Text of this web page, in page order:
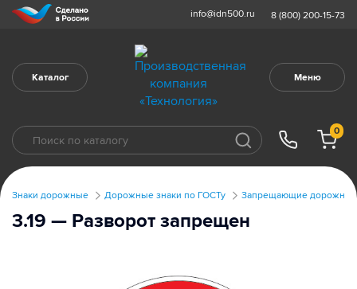
info@idn500.ru 8 (800) 200-15-73
Каталог Меню
0
Знаки дорожные Дорожные знаки по ГОСТу Запрещающие дорожные
3.19 — Разворот запрещен